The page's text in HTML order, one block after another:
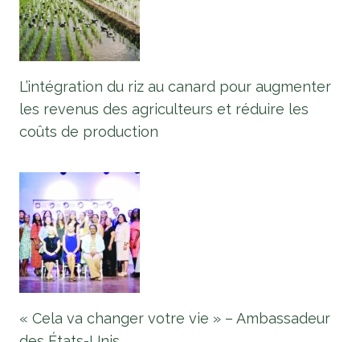
L’intégration du riz au canard pour augmenter
les revenus des agriculteurs et réduire les
coûts de production
« Cela va changer votre vie » – Ambassadeur